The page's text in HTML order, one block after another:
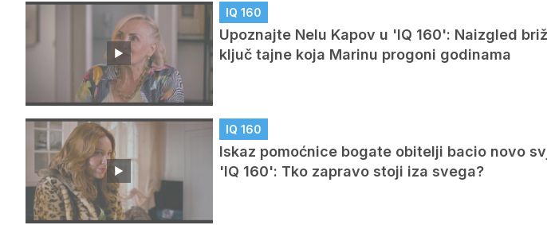
IQ 160
Upoznajte Nelu Kapov u 'IQ 160': Naizgled
ključ tajne koja Marinu progoni godinama
IQ 160
Iskaz pomoćnice bogate obitelji bacio novo
'IQ 160': Tko zapravo stoji iza svega?